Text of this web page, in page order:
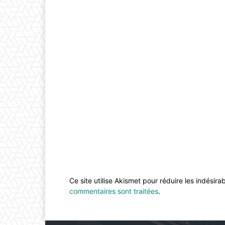
Ce site utilise Akismet pour réduire les
commentaires sont traitées.